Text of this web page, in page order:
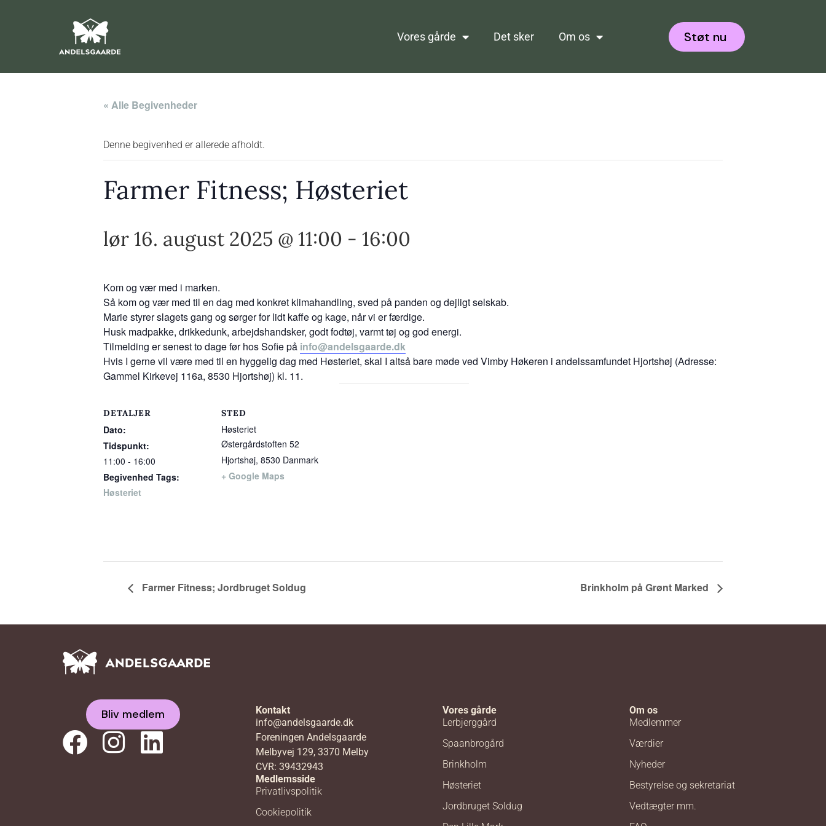
Vores gårde Det sker Om os Støt nu
« Alle Begivenheder
Denne begivenhed er allerede afholdt.
Farmer Fitness; Høsteriet
lør 16. august 2025 @ 11:00 - 16:00
Kom og vær med i marken.
Så kom og vær med til en dag med konkret klimahandling, sved på panden og dejligt selskab.
Marie styrer slagets gang og sørger for lidt kaffe og kage, når vi er færdige.
Husk madpakke, drikkedunk, arbejdshandsker, godt fodtøj, varmt tøj og god energi.
Tilmelding er senest to dage før hos Sofie på info@andelsgaarde.dk
Hvis I gerne vil være med til en hyggelig dag med Høsteriet, skal I altså bare møde ved Vimby Høkeren i andelssamfundet Hjortshøj (Adresse:
Gammel Kirkevej 116a, 8530 Hjortshøj) kl. 11.
DETALJER
Dato:
Tidspunkt:
11:00 - 16:00
Begivenhed Tags:
Høsteriet
STED
Høsteriet
Østergårdstoften 52
Hjortshøj, 8530 Danmark
+ Google Maps
Farmer Fitness; Jordbruget Soldug Brinkholm på Grønt Marked
Bliv medlem
Kontakt
info@andelsgaarde.dk
Foreningen Andelsgaarde
Melbyvej 129, 3370 Melby
CVR: 39432943
Medlemsside
Privatlivspolitik
Cookiepolitik
Vores gårde
Lerbjerggård
Spaanbrogård
Brinkholm
Høsteriet
Jordbruget Soldug
Om os
Medlemmer
Værdier
Nyheder
Bestyrelse og sekretariat
Vedtægter mm.